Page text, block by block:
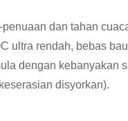
dan tahan
ultra rendah, bebas
dengan kebanyakan
disyorkan).